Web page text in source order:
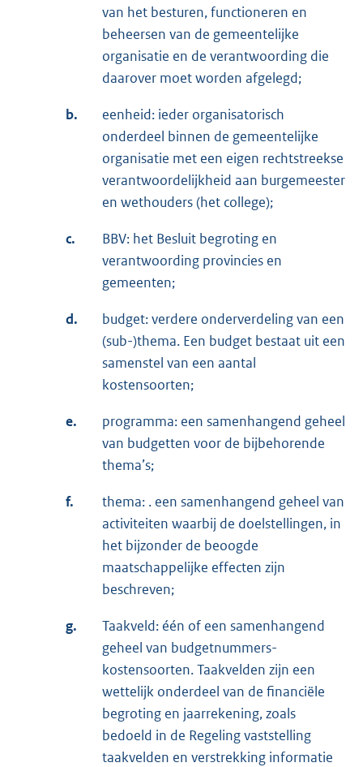
van het besturen, functioneren en
beheersen van de gemeentelijke
organisatie en de verantwoording die
daarover moet worden afgelegd;
b.
eenheid: ieder organisatorisch
onderdeel binnen de gemeentelijke
organisatie met een eigen rechtstreekse
verantwoordelijkheid aan burgemeester
en wethouders (het college);
c.
BBV: het Besluit begroting en
verantwoording provincies en
gemeenten;
d.
budget: verdere onderverdeling van een
(sub-)thema. Een budget bestaat uit een
samenstel van een aantal
kostensoorten;
e.
programma: een samenhangend geheel
van budgetten voor de bijbehorende
thema’s;
f.
thema: . een samenhangend geheel van
activiteiten waarbij de doelstellingen, in
het bijzonder de beoogde
maatschappelijke effecten zijn
beschreven;
g.
Taakveld: één of een samenhangend
geheel van budgetnummers-
kostensoorten. Taakvelden zijn een
wettelijk onderdeel van de financiële
begroting en jaarrekening, zoals
bedoeld in de Regeling vaststelling
taakvelden en verstrekking informatie